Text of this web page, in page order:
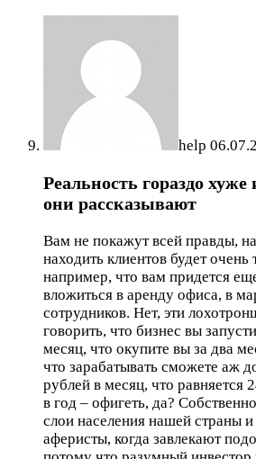
help
Реальность гораздо хуже
они рассказывают
Вам не покажут всей правды,
находить клиентов будет очень
например, что вам придется
вложиться в аренду офиса, в
сотрудников. Нет, эти
говорить, что бизнес вы
месяц, что окупите вы за два
что зарабатывать сможете аж
рублей в месяц, что равняется
в год – офигеть, да?
слои населения нашей страны
аферисты, когда завлекают